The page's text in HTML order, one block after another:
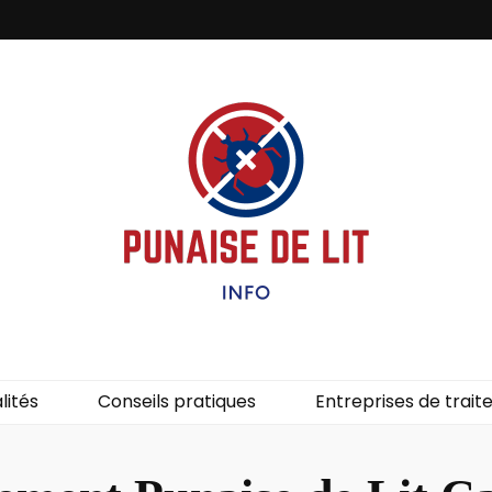
Conseils pratiques Entreprises de